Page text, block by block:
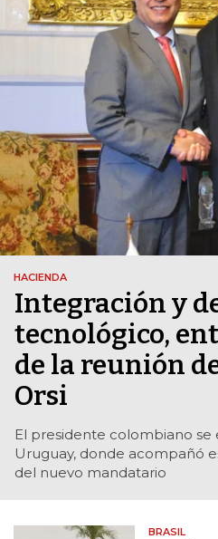
HACIENDA
Integración y
tecnológico,
de la reunión
Orsi
El presidente colombiano se
Uruguay, donde acompañó
del nuevo mandatario
BRASIL